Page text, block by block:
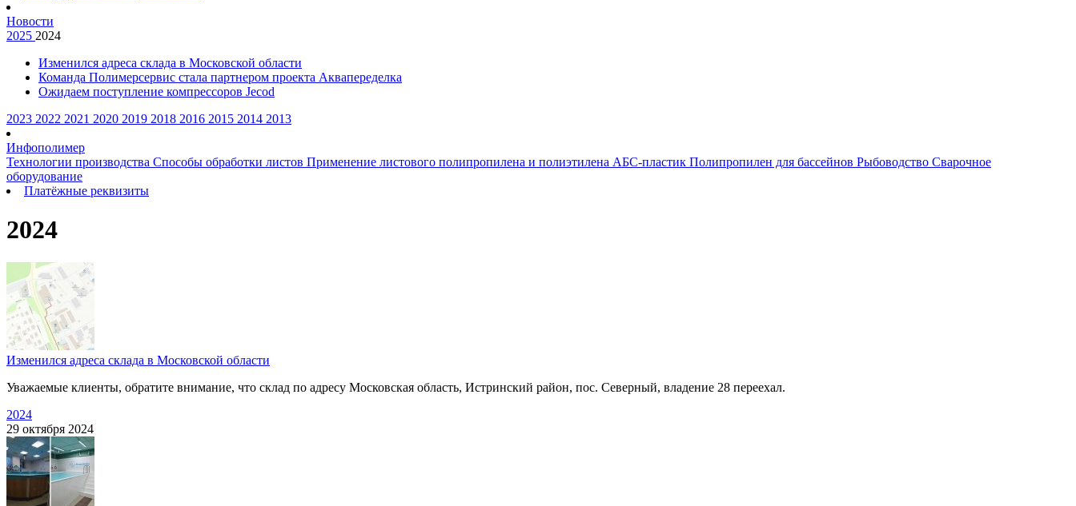
Новости
2025 2024
Изменился адреса склада в Московской области
Команда Полимерсервис стала партнером проекта Аквапеределка
Ожидаем поступление компрессоров Jecod
2023 2022 2021 2020 2019 2018 2016 2015 2014 2013
Инфополимер
Технологии производства Способы обработки листов Применение листового полипропилена и полиэтилена АБС-пластик Полипропилен для бассейнов Рыбоводство Сварочное
оборудование
Платёжные реквизиты
2024
Изменился адреса склада в Московской области
Уважаемые клиенты, обратите внимание, что склад по адресу Московская область, Истринский район, пос. Северный, владение 28 переехал.
2024
29 октября 2024